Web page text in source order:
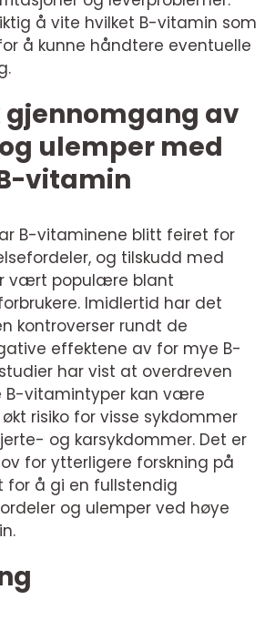
å vite hvilket B-vitamin som
å kunne håndtere eventuelle
gjennomgang av
ulemper med
vitamin
B-vitaminene blitt feiret for
og tilskudd med
vært populære blant
Imidlertid har det
kontroverser rundt de
effektene av for mye B-
har vist at overdreven
B-vitamintyper kan være
risiko for visse sykdommer
og karsykdommer. Det er
for ytterligere forskning på
å gi en fullstendig
og ulemper ved høye